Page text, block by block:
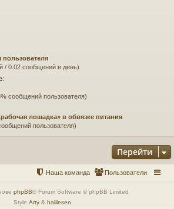
/ 0.02 сообщений в день)
сообщений пользователя)
лошадка» в обвязке питания
пользователя)
Перейти
Пользователи
Наша команда
phpBB® Forum Software © phpBB Limited
Style Arty & halilesen